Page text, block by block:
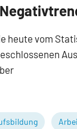
heute vom